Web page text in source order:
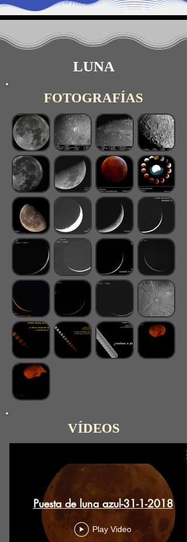
LUNA
FOTOGRAFÍAS
VÍDEOS
Puesta de luna azul-31-1-2018
Play Video